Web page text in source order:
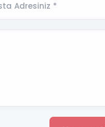
Adresiniz *